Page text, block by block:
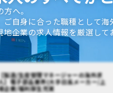
へ。
ご自身に合った職種として
地企業の求人情報を厳選して
【製造/生産管理マネージャーの海外求
】電子部品業界(大手日系メーカー/上
企業/福利厚生充実